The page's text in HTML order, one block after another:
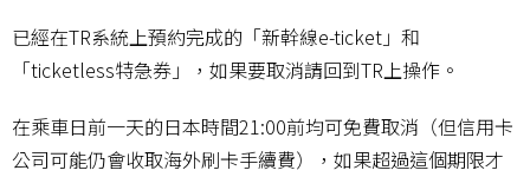
已經在TR系統上預約完成的「新幹線e-ticket」和
「ticketless特急券」，如果要取消請回到TR上操作。
在乘車日前一天的日本時間21:00前均可免費取消（但信用卡
公司可能仍會收取海外刷卡手續費），如果超過這個期限才